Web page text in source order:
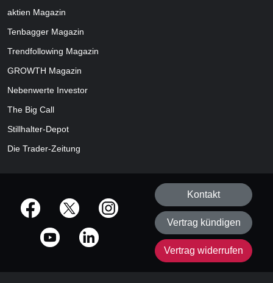
aktien Magazin
Tenbagger Magazin
Trendfollowing Magazin
GROWTH Magazin
Nebenwerte Investor
The Big Call
Stillhalter-Depot
Die Trader-Zeitung
offizielle Social Media-Accounts
Kontakt
Vertrag kündigen
Vertrag widerrufen